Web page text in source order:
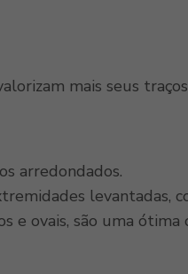
mais seus
arredondados.
levantadas,
e ovais, são uma ótima